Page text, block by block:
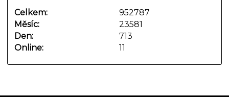
Online: 11
Celkem:
952787
Měsíc:
23581
Den:
713